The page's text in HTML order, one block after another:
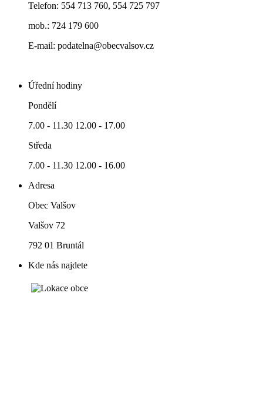
Telefon: 554 713 760, 554 725 797
mob.: 724 179 600
E-mail: podatelna@obecvalsov.cz
Úřední hodiny
Pondělí
7.00 - 11.30 12.00 - 17.00
Středa
7.00 - 11.30 12.00 - 16.00
Adresa
Obec Valšov
Valšov 72
792 01 Bruntál
Kde nás najdete